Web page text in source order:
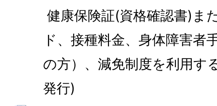
健康保険証(資格確認書)ま
ド、接種料金、身体障害者
の方）、減免制度を利用す
発行)